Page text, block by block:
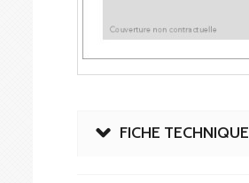
FICHE TECHNIQUE